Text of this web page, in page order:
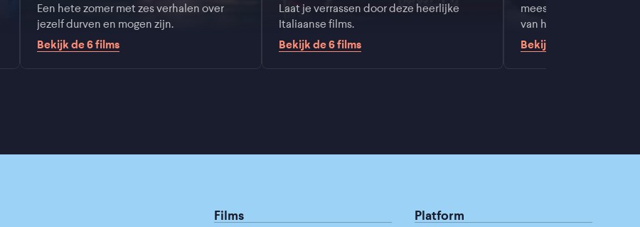
Een hete zomer met zes verhalen over
jezelf durven en mogen zijn.
Bekijk de6films
Laat je verrassen door deze heerlijke
Italiaanse films.
Bekijk de6films
meest
van het moment
Bekijk de
Films Platform